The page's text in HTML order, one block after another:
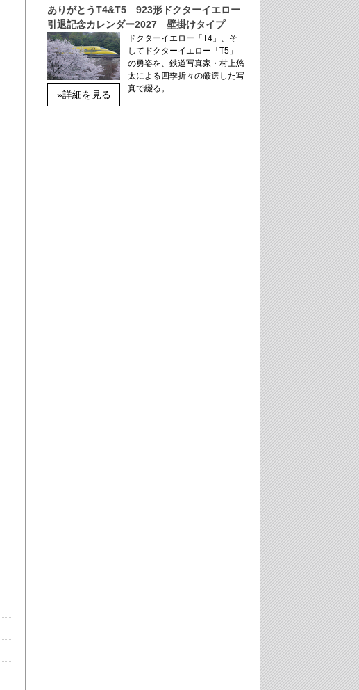
ありがとうT4&T5 923形ドクターイエロー
引退記念カレンダー2027 壁掛けタイプ
»詳細を見る
ドクターイエロー「T4」、そ
してドクターイエロー「T5」
の勇姿を、鉄道写真家・村上悠
太による四季折々の厳選した写
真で綴る。